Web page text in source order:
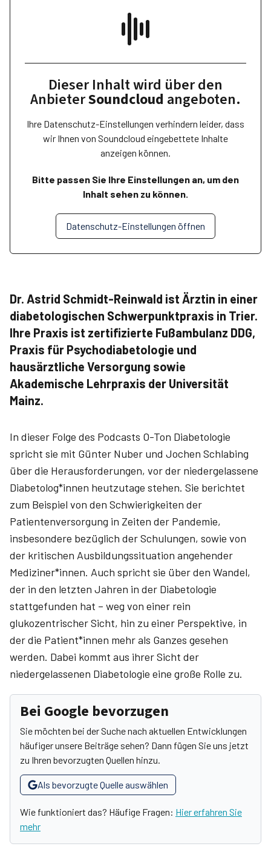
Dieser Inhalt wird über den
AnbieterSoundcloud angeboten.
Ihre Datenschutz-Einstellungen verhindern leider, dass
wir Ihnen von Soundcloud eingebettete Inhalte
anzeigen können.
Bitte passen Sie Ihre Einstellungen an, um den
Inhalt sehen zu können.
Datenschutz-Einstellungen öffnen
Dr. Astrid Schmidt-Reinwald ist Ärztin in einer
diabetologischen Schwerpunktpraxis in Trier.
Ihre Praxis ist zertifizierte Fußambulanz DDG,
Praxis für Psychodiabetologie und
hausärztliche Versorgung sowie
Akademische Lehrpraxis der Universität
Mainz.
In dieser Folge des Podcasts O-Ton Diabetologie
spricht sie mit Günter Nuber und Jochen Schlabing
über die Herausforderungen, vor der niedergelassene
Diabetolog*innen heutzutage stehen. Sie berichtet
zum Beispiel von den Schwierigkeiten der
Patientenversorgung in Zeiten der Pandemie,
insbesondere bezüglich der Schulungen, sowie von
der kritischen Ausbildungssituation angehender
Mediziner*innen. Auch spricht sie über den Wandel,
der in den letzten Jahren in der Diabetologie
stattgefunden hat – weg von einer rein
glukozentrischer Sicht, hin zu einer Perspektive, in
der die Patient*innen mehr als Ganzes gesehen
werden. Dabei kommt aus ihrer Sicht der
niedergelassenen Diabetologie eine große Rolle zu.
Bei Google bevorzugen
Sie möchten bei der Suche nach aktuellen Entwicklungen
häufiger unsere Beiträge sehen? Dann fügen Sie uns jetzt
zu Ihren bevorzugten Quellen hinzu.
Als bevorzugte Quelle auswählen
Wie funktioniert das? Häufige Fragen: Hier erfahren Sie
mehr